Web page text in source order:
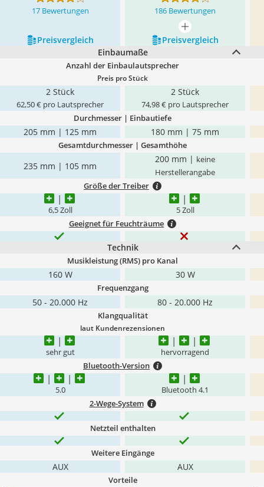
17 Bewertungen 186 Bewertungen
mehr anzeigen
Preis­vergleich
Preis­vergleich
Einbaumaße
Anzahl der Einbaulautsprecher
Preis pro Stück
2 Stück
62,50 € pro Lautsprecher
2 Stück
74,98 € pro Lautsprecher
Durchmesser | Einbautiefe
205 mm | 125 mm 180 mm | 75 mm
Gesamtdurchmesser | Gesamthöhe
235 mm | 105 mm
200 mm | keine
Herstellerangabe
Größe der Treiber
6,5 Zoll 5 Zoll
Geeignet für Feuchträume
Technik
Musikleistung (RMS) pro Kanal
160 W 30 W
Frequenzgang
50 - 20.000 Hz 80 - 20.000 Hz
Klangqualität
laut Kundenrezensionen
sehr gut hervorragend
Bluetooth-Version
5.0 Bluetooth 4.1
2-Wege-System
Netzteil enthalten
Weitere Eingänge
AUX AUX
Vorteile